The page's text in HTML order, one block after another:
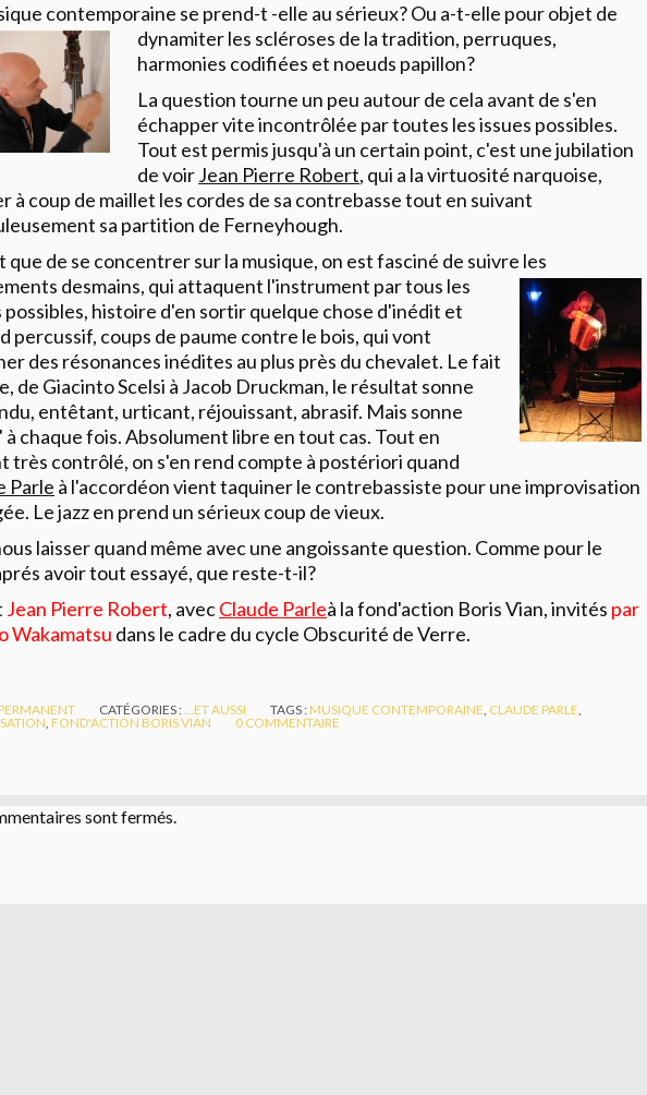
contemporaine se prend-t -elle au sérieux? Ou a-t-elle pour objet de
dynamiter les scléroses de la tradition, perruques,
harmonies codifiées et noeuds papillon?
La question tourne un peu autour de cela avant de s'en
échapper vite incontrôlée par toutes les issues possibles.
Tout est permis jusqu'à un certain point, c'est une jubilation
de voirJean Pierre Robert, qui a la virtuosité narquoise,
à coup de maillet les cordes de sa contrebasse tout en suivant
sa partition de Ferneyhough.
que de se concentrer sur la musique, on est fasciné de suivre les
desmains, qui attaquent l'instrument par tous les
possibles, histoire d'en sortir quelque chose d'inédit et
percussif, coups de paume contre le bois, qui vont
des résonances inédites au plus près du chevalet. Le fait
de GiacintoScelsi à Jacob Druckman, le résultat sonne
entêtant, urticant, réjouissant, abrasif. Mais sonne
à chaque fois. Absolument libre en tout cas. Tout en
très contrôlé, on s'en rend compte à postériori quand
Parle à l'accordéon vient taquiner le contrebassiste pour une improvisation
Le jazz en prend un sérieux coup de vieux.
laisser quand même avec une angoissante question. Comme pour le
avoir tout essayé, que reste-t-il?
Jean Pierre Robert, avecClaude Parleà la fond'action Boris Vian, invités par
Wakamatsu dans le cadre du cycle Obscurité de Verre.
CATÉGORIES :...ET AUSSI TAGS :MUSIQUE CONTEMPORAINE, CLAUDE PARLE,
, FOND'ACTION BORIS VIAN 0 COMMENTAIRE
sont fermés.